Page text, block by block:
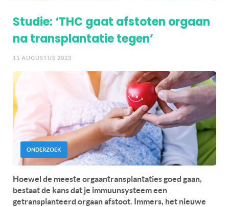
Studie: ‘THC gaat afstoten orgaan
na transplantatie tegen’
11 AUGUSTUS 2023
ONDERZOEK
Hoewel de meeste orgaantransplantaties goed gaan,
bestaat de kans dat je immuunsysteem een
getransplanteerd orgaan afstoot. Immers, het nieuwe